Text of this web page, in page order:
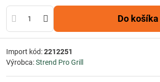
Do košíka
Import kód:2212251
Výrobca:Strend Pro Grill